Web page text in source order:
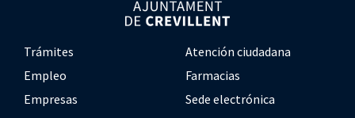
Trámites
Atención ciudadana
Empleo
Farmacias
Empresas
Sede electrónica